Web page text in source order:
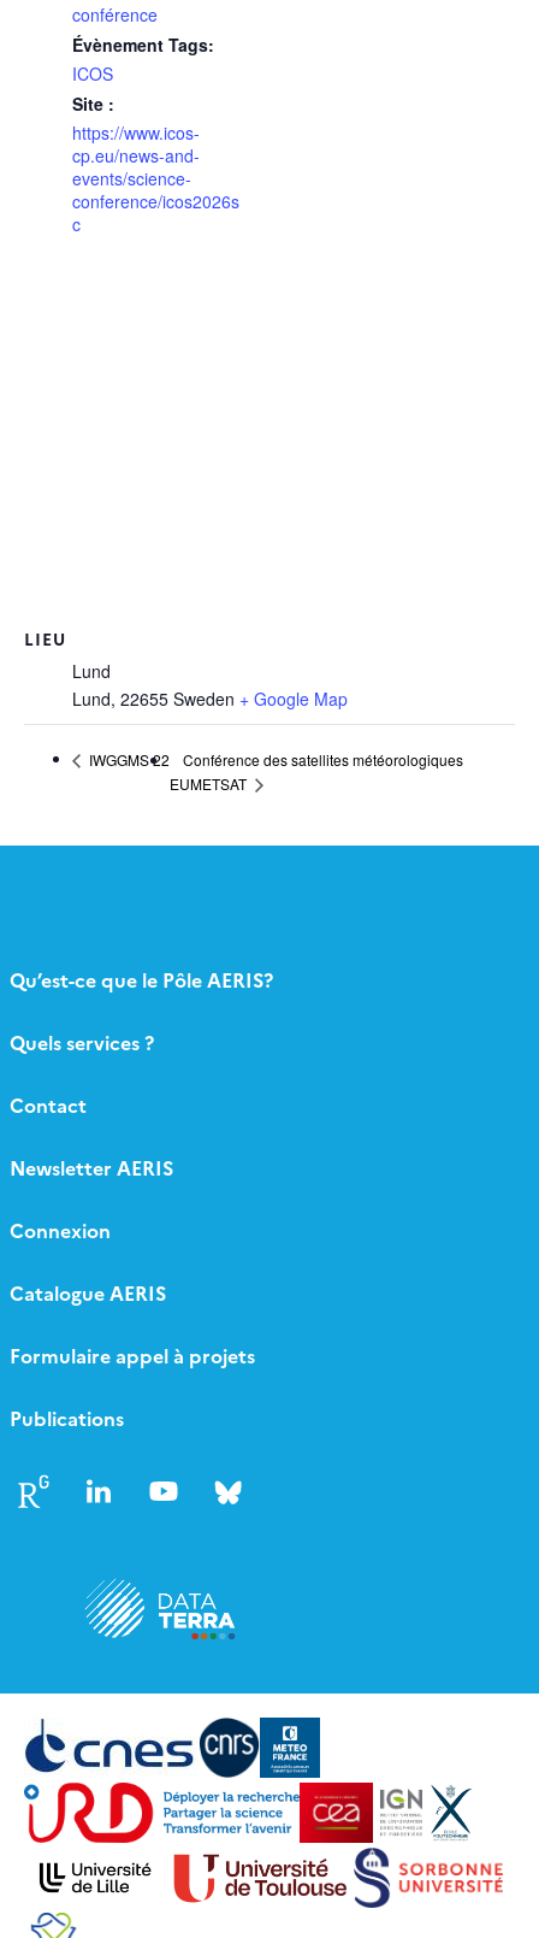
conférence
Évènement Tags:
ICOS
Site :
https://www.icos-
cp.eu/news-and-
events/science-
conference/icos2026s
c
LIEU
Lund
Lund, 22655 Sweden + Google Map
IWGGMS 22
Conférence des satellites météorologiques
EUMETSAT
Qu’est-ce que le Pôle AERIS?
Quels services ?
Contact
Newsletter AERIS
Connexion
Catalogue AERIS
Formulaire appel à projets
Publications
Follow Follow